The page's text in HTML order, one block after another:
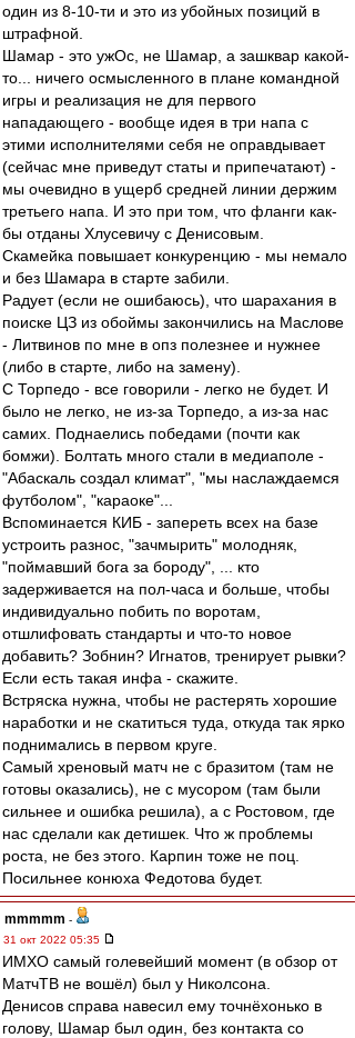
один из 8-10-ти и это из убойных позиций в
штрафной.
Шамар - это ужОс, не Шамар, а зашквар какой-
то... ничего осмысленного в плане командной
игры и реализация не для первого
нападающего - вообще идея в три напа с
этими исполнителями себя не оправдывает
(сейчас мне приведут статы и припечатают) -
мы очевидно в ущерб средней линии держим
третьего напа. И это при том, что фланги как-
бы отданы Хлусевичу с Денисовым.
Скамейка повышает конкуренцию - мы немало
и без Шамара в старте забили.
Радует (если не ошибаюсь), что шарахания в
поиске ЦЗ из обоймы закончились на Маслове
- Литвинов по мне в опз полезнее и нужнее
(либо в старте, либо на замену).
С Торпедо - все говорили - легко не будет. И
было не легко, не из-за Торпедо, а из-за нас
самих. Поднаелись победами (почти как
бомжи). Болтать много стали в медиаполе -
"Абаскаль создал климат", "мы наслаждаемся
футболом", "караоке"...
Вспоминается КИБ - запереть всех на базе
устроить разнос, "зачмырить" молодняк,
"поймавший бога за бороду", ... кто
задерживается на пол-часа и больше, чтобы
индивидуально побить по воротам,
отшлифовать стандарты и что-то новое
добавить? Зобнин? Игнатов, тренирует рывки?
Если есть такая инфа - скажите.
Встряска нужна, чтобы не растерять хорошие
наработки и не скатиться туда, откуда так ярко
поднимались в первом круге.
Самый хреновый матч не с бразитом (там не
готовы оказались), не с мусором (там были
сильнее и ошибка решила), а с Ростовом, где
нас сделали как детишек. Что ж проблемы
роста, не без этого. Карпин тоже не поц.
Посильнее конюха Федотова будет.
mmmmm -
31 окт 2022 05:35
ИМХО самый голевейший момент (в обзор от
МатчТВ не вошёл) был у Николсона.
Денисов справа навесил ему точнёхонько в
голову, Шамар был один, без контакта со